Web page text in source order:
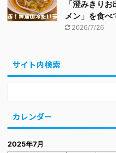
「澄みきり
メン」を食べ
2026/7/26
サイト内検索
カレンダー
2025年7月